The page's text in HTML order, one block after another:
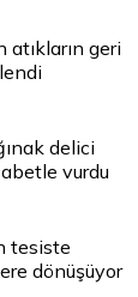
atıkların geri
delici
vurdu
tesiste
dönüşüyor